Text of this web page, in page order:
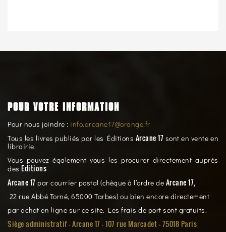
POUR VOTRE INFORMATION
Pour nous joindre : info.arcane17@orange.fr
Tous les livres publiés par les Éditions Arcane 17 sont en vente en
librairie.
Vous pouvez également vous les procurer directement auprès
des Editions
Arcane 17 par courrier postal (chèque à l’ordre de Arcane 17,
22 rue Abbé Torné, 65000 Tarbes) ou bien encore directement
par achat en ligne sur ce site. Les frais de port sont gratuits.
Siège administratif - Arcane 17 - 107 rue Marcadet - 75018 Paris